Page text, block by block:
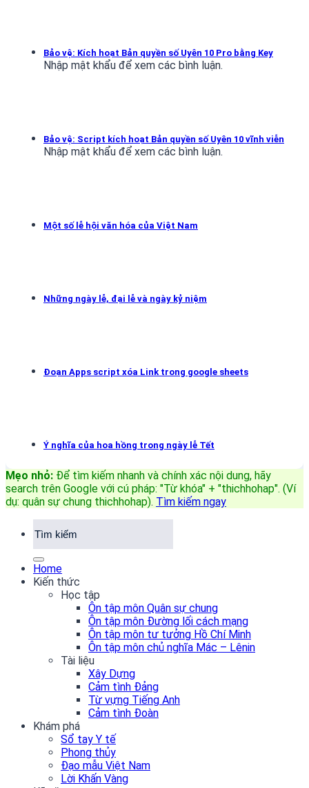
Bảo vệ: Kích hoạt Bản quyền số Uyên 10 Pro bằng Key
Nhập mật khẩu để xem các bình luận.
Bảo vệ: Script kích hoạt Bản quyền số Uyên 10 vĩnh viễn
Nhập mật khẩu để xem các bình luận.
Một số lễ hội văn hóa của Việt Nam
Những ngày lễ, đại lễ và ngày kỷ niệm
Đoạn Apps script xóa Link trong google sheets
Ý nghĩa của hoa hồng trong ngày lễ Tết
Mẹo nhỏ: Để tìm kiếm nhanh và chính xác nội dung, hãy
search trên Google với cú pháp: "Từ khóa" + "thichhohap". (Ví
dụ: quân sự chung thichhohap). Tìm kiếm ngay
Home
Kiến thức
Học tập
Ôn tập môn Quân sự chung
Ôn tập môn Đường lối cách mạng
Ôn tập môn tư tưởng Hồ Chí Minh
Ôn tập môn chủ nghĩa Mác – Lênin
Tài liệu
Xây Dựng
Cảm tình Đảng
Từ vựng Tiếng Anh
Cảm tình Đoàn
Khám phá
Sổ tay Y tế
Phong thủy
Đạo mẫu Việt Nam
Lời Khấn Vàng